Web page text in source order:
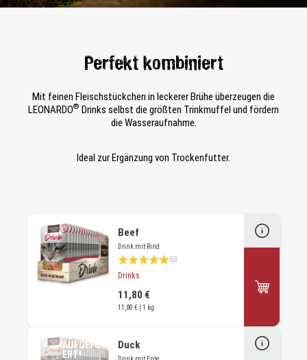
Perfekt kombiniert
Mit feinen Fleischstückchen in leckerer Brühe überzeugen die
LEONARDO® Drinks selbst die größten Trinkmuffel und fördern
die Wasseraufnahme.
Ideal zur Ergänzung von Trockenfutter.
Beef
Drink mit Rind
Durchschnittliche Bewertung 5 von 5 Sternen
5,0
Drinks
11,80 €
11,80 € | 1 kg
ALLES
AUFGEFUTT
ERT!
Duck